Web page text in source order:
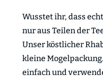
Wusstet ihr, dass
nur aus Teilen der
Unser köstlicher
kleine
einfach und